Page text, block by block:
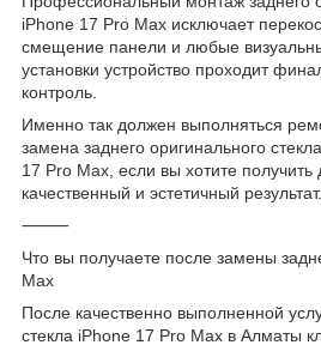
iPhone 17 Pro Max исключает
смещение панели и любые
установки устройство проходит
контроль.
Именно так должен выполняться
замена заднего оригинального
17 Pro Max, если вы хотите получить
качественный и эстетичный результат.
⸻
Что вы получаете после замены
Max
После качественно выполненной
стекла iPhone 17 Pro Max в Алматы